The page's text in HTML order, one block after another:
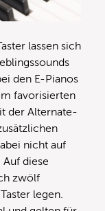
lassen sich
den E-Pianos
favorisierten
der Alternate-
nicht auf
diese
zwölf
legen.